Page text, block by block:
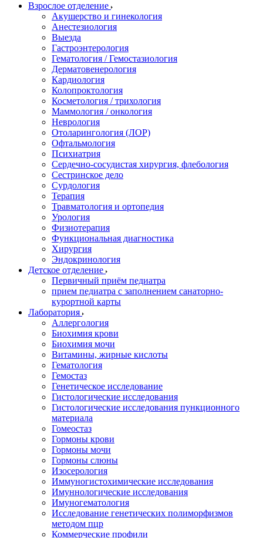
Взрослое отделение
Акушерство и гинекология
Анестезиология
Выезда
Гастроэнтерология
Гематология / Гемостазиология
Дерматовенерология
Кардиология
Колопроктология
Косметология / трихология
Маммология / онкология
Неврология
Отоларингология (ЛОР)
Офтальмология
Психиатрия
Сердечно-сосудистая хирургия, флебология
Сестринское дело
Сурдология
Терапия
Травматология и ортопедия
Урология
Физиотерапия
Функциональная диагностика
Хирургия
Эндокринология
Детское отделение
Первичный приём педиатра
прием педиатра с заполнением санаторно-
курортной карты
Лаборатория
Аллергология
Биохимия крови
Биохимия мочи
Витамины, жирные кислоты
Гематология
Гемостаз
Генетическое исследование
Гистологические исследования
Гистологические исследования пункционного
материала
Гомеостаз
Гормоны крови
Гормоны мочи
Гормоны слюны
Изосерология
Иммуногистохимические исследования
Имуннологические исследования
Имуногематология
Исследование генетических полиморфизмов
методом пцр
Коммерческие профили